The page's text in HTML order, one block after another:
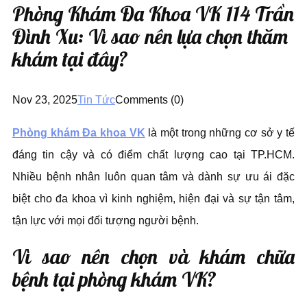
Phòng Khám Đa Khoa VK 114 Trần
Đình Xu: Vì sao nên lựa chọn thăm
khám tại đây?
Nov 23, 2025Tin TứcComments (0)
Phòng khám Đa khoa VK là một trong những cơ sở y tế
đáng tin cậy và có điểm chất lượng cao tại TP.HCM.
Nhiều bệnh nhân luôn quan tâm và dành sự ưu ái đặc
biệt cho đa khoa vì kinh nghiệm, hiện đại và sự tận tâm,
tận lực với mọi đối tượng người bệnh.
Vì sao nên chọn và khám chữa
bệnh tại phòng khám VK?